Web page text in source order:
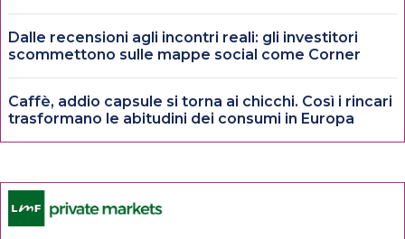
Dalle recensioni agli incontri reali: gli investitori
scommettono sulle mappe social come Corner
Caffè, addio capsule si torna ai chicchi. Così i rincari
trasformano le abitudini dei consumi in Europa